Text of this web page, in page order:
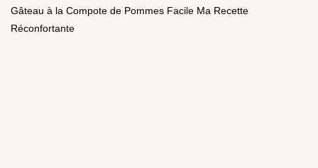
Gâteau à la Compote de Pommes Facile Ma Recette
Réconfortante